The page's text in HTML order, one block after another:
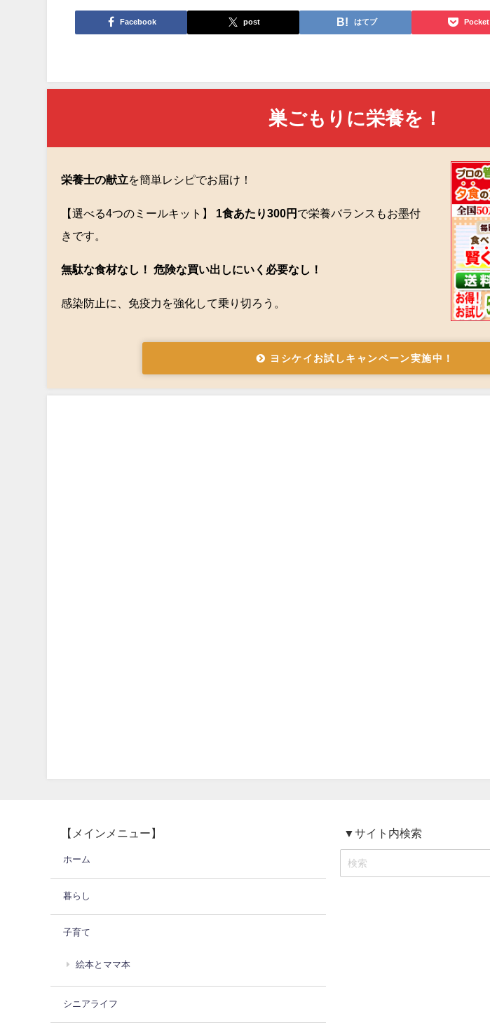
Facebook post はてブ Pocket
巣ごもりに栄養を！
栄養士の献立を簡単レシピでお届け！
【選べる4つのミールキット】 1食あたり300円 で栄養バランスもお墨付
きです。
無駄な食材なし！ 危険な買い出しにいく必要なし！
感染防止に、免疫力を強化して乗り切ろう。
ヨシケイお試しキャンペーン実施中！
【メインメニュー】
ホーム
暮らし
子育て
絵本とママ本
シニアライフ
▼サイト内検索